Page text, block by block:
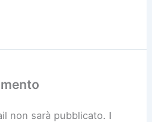
non sarà pubblicato. I